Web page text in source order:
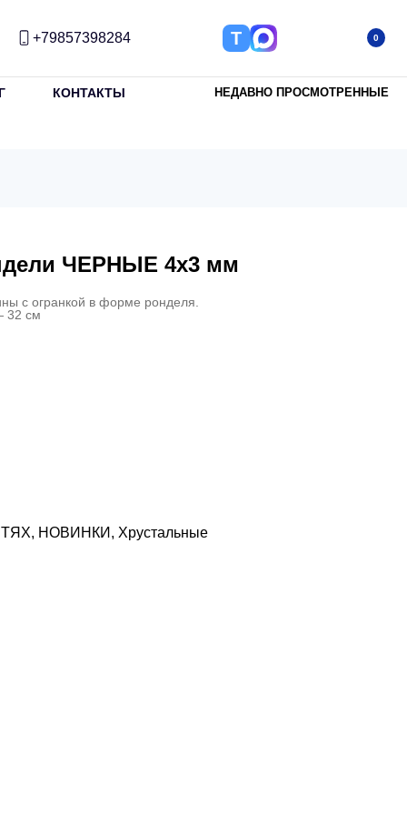
+79857398284 Т 0
КОНТАКТЫ НЕДАВНО ПРОСМОТРЕННЫЕ
ЧЕРНЫЕ 4х3 мм
с огранкой в форме ронделя.
32 см
, НОВИНКИ , Хрустальные